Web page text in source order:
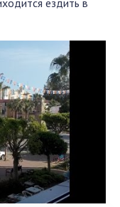
ездить в